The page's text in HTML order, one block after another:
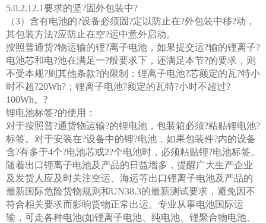
5.0.2.12.1要求的坚?固外包装中?
（3）含有电池的?设备必须固?定以防止在?外包装中移?动，
其包装方法?应防止在空?运中意外启动。
按照普通货?物运输的锂?离子电池，如果提交运?输的锂离子?
电池芯和电?池在满足一?般要求下，还满足本节?的要求，则
不受本规?则其他条款?的限制：锂离子电池?芯额定的瓦?特小
时不超?20Wh?；锂离子电池?额定的瓦特?小时不超过?
100Wh。?
锂电池标签?的使用：
对于按照普?通货物运输?的锂电池，包装箱必须?粘贴锂电池?
标签。对于安装在?设备中的锂?电池，如果包装件?内的设备
含?有多于4个?电池芯或2?个电池时，必须粘贴锂?电池标签。
随着出口锂离子电池及产品的日益增多，提醒广大生产企业
及发货人应及时关注空运、海运等出口锂离子电池及产品的
最新国际危险货物规则和UN38.3的最新测试要求，避免因不
符合相关要求而影响货物正常出运。专业从事电池国际运
输，可走各种电池(如锂离子电池、纯电池、锂聚合物电池、